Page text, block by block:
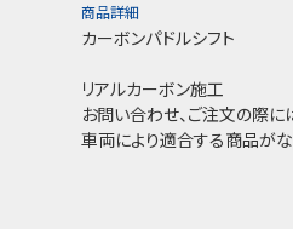
商品詳細
カーボンパドルシフト
リアルカーボン施工
お問い合わせ、ご注文の際
車両により適合する商品が